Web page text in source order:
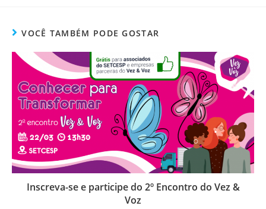
VOCÊ TAMBÉM PODE GOSTAR
Inscreva-se e participe do 2º Encontro do Vez &
Voz